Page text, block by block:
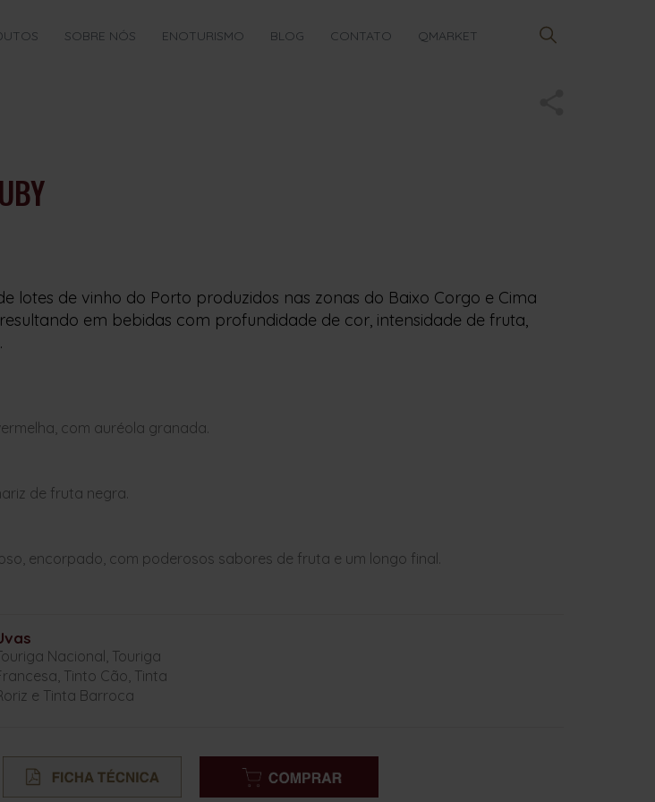
SOBRE NÓS ENOTURISMO BLOG CONTATO QMARKET
lotes de vinho do Porto produzidos nas zonas do Baixo Corgo e Cima
em bebidas com profundidade de cor, intensidade de fruta,
com auréola granada.
de fruta negra.
encorpado, com poderosos sabores de fruta e um longo final.
Nacional, Touriga
Tinto Cão, Tinta
e Tinta Barroca